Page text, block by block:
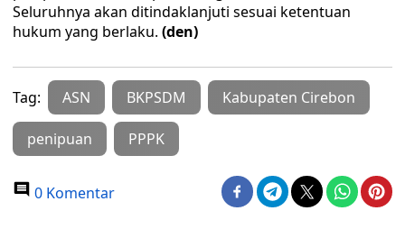
Seluruhnya akan ditindaklanjuti sesuai ketentuan
hukum yang berlaku. (den)
Tag: ASN BKPSDM Kabupaten Cirebon
penipuan PPPK
0 Komentar